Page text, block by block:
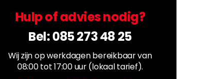
Hulp of advies nodig?
Bel:085 273 48 25
Wij zijn op werkdagen bereikbaar van
08:00 tot 17:00 uur (lokaal tarief).